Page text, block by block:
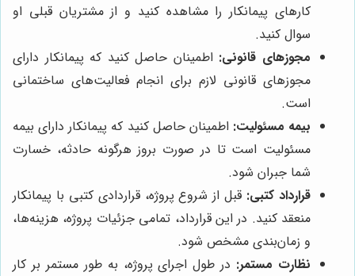
کارهای پیمانکار را مشاهده کنید و از مشتریان قبلی او
سوال کنید.
مجوزهای قانونی: اطمینان حاصل کنید که پیمانکار دارای
مجوزهای قانونی لازم برای انجام فعالیت‌های ساختمانی
است.
بیمه مسئولیت: اطمینان حاصل کنید که پیمانکار دارای بیمه
مسئولیت است تا در صورت بروز هرگونه حادثه، خسارت
شما جبران شود.
قرارداد کتبی: قبل از شروع پروژه، قراردادی کتبی با پیمانکار
منعقد کنید. در این قرارداد، تمامی جزئیات پروژه، هزینه‌ها،
و زمان‌بندی مشخص شود.
نظارت مستمر: در طول اجرای پروژه، به طور مستمر بر کار